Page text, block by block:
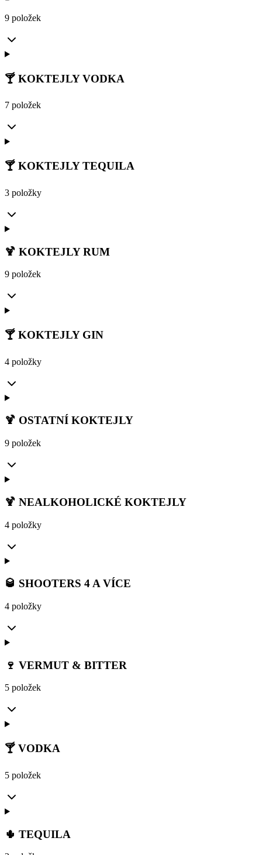
9 položek
🍸 KOKTEJLY VODKA
7 položek
🍸 KOKTEJLY TEQUILA
3 položky
🍹 KOKTEJLY RUM
9 položek
🍸 KOKTEJLY GIN
4 položky
🍹 OSTATNÍ KOKTEJLY
9 položek
🍹 NEALKOHOLICKÉ KOKTEJLY
4 položky
🥃 SHOOTERS 4 A VÍCE
4 položky
🍷 VERMUT & BITTER
5 položek
🍸 VODKA
5 položek
🌵 TEQUILA